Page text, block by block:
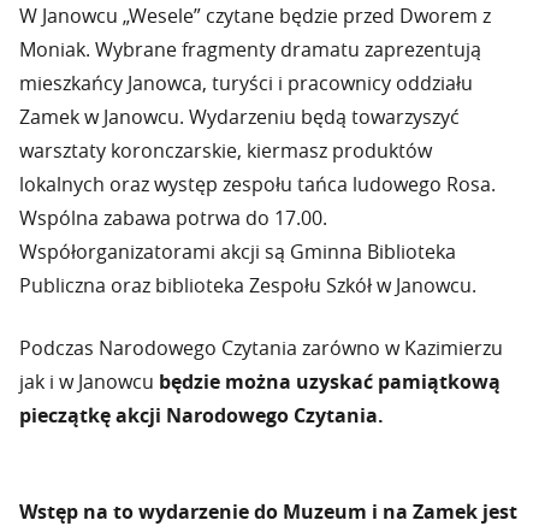
W Janowcu „Wesele” czytane będzie przed Dworem z
Moniak. Wybrane fragmenty dramatu zaprezentują
mieszkańcy Janowca, turyści i pracownicy oddziału
Zamek w Janowcu. Wydarzeniu będą towarzyszyć
warsztaty koronczarskie, kiermasz produktów
lokalnych oraz występ zespołu tańca ludowego Rosa.
Wspólna zabawa potrwa do 17.00.
Współorganizatorami akcji są Gminna Biblioteka
Publiczna oraz biblioteka Zespołu Szkół w Janowcu.
Podczas Narodowego Czytania zarówno w Kazimierzu
jak i w Janowcu będzie można uzyskać pamiątkową
pieczątkę akcji Narodowego Czytania.
Wstęp na to wydarzenie do Muzeum i na Zamek jest